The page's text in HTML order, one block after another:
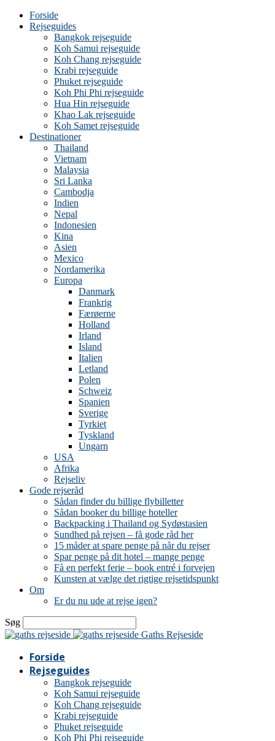
Forside
Rejseguides
Bangkok rejseguide
Koh Samui rejseguide
Koh Chang rejseguide
Krabi rejseguide
Phuket rejseguide
Koh Phi Phi rejseguide
Hua Hin rejseguide
Khao Lak rejseguide
Koh Samet rejseguide
Destinationer
Thailand
Vietnam
Malaysia
Sri Lanka
Cambodja
Indien
Nepal
Indonesien
Kina
Asien
Mexico
Nordamerika
Europa
Danmark
Frankrig
Færøerne
Holland
Irland
Island
Italien
Letland
Polen
Schweiz
Spanien
Sverige
Tyrkiet
Tyskland
Ungarn
USA
Afrika
Rejseliv
Gode rejseråd
Sådan finder du billige flybilletter
Sådan booker du billige hoteller
Backpacking i Thailand og Sydøstasien
Sundhed på rejsen – få gode råd her
15 måder at spare penge på når du rejser
Spar penge på dit hotel – mange penge
Få en perfekt ferie – book entré i forvejen
Kunsten at vælge det rigtige rejsetidspunkt
Om
Er du nu ude at rejse igen?
Søg
Gaths Rejseside
Forside
Rejseguides
Bangkok rejseguide
Koh Samui rejseguide
Koh Chang rejseguide
Krabi rejseguide
Phuket rejseguide
Koh Phi Phi rejseguide